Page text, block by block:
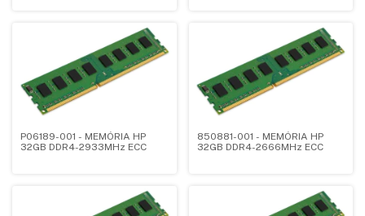
P06189-001 - MEMÓRIA HP
32GB DDR4-2933MHz ECC
850881-001 - MEMÓRIA HP
32GB DDR4-2666MHz ECC